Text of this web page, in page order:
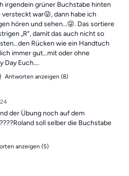
unsere Bewegung stark
in Muskeln und Fasziengewebe
Schmerzen verursachen können.
Tages für App-Mitglieder
auszugleichen
halten!
ein Ganzkörpertraining mit
und sind somit die ideale
gesundes
irgendein grüner Buchstabe hinten
versteckt war😜, dann habe ich
hören und sehen…😜. Das sortiere
„R“, damit das auch nicht so
Rücken wie ein Handtuch
immer gut…mit oder ohne
Day Euch….
Antworten anzeigen (8)
der Übung noch auf dem
soll selber die Buchstabe
anzeigen (5)